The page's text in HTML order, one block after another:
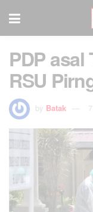
PDP
RSU
by Batak